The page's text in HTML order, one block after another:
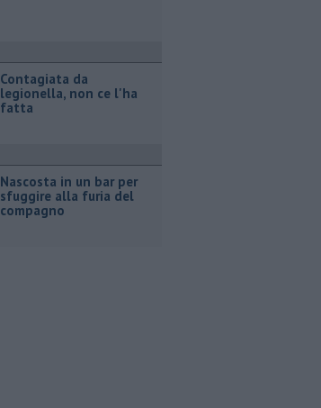
Contagiata da
legionella, non ce l'ha
fatta
Nascosta in un bar per
sfuggire alla furia del
compagno